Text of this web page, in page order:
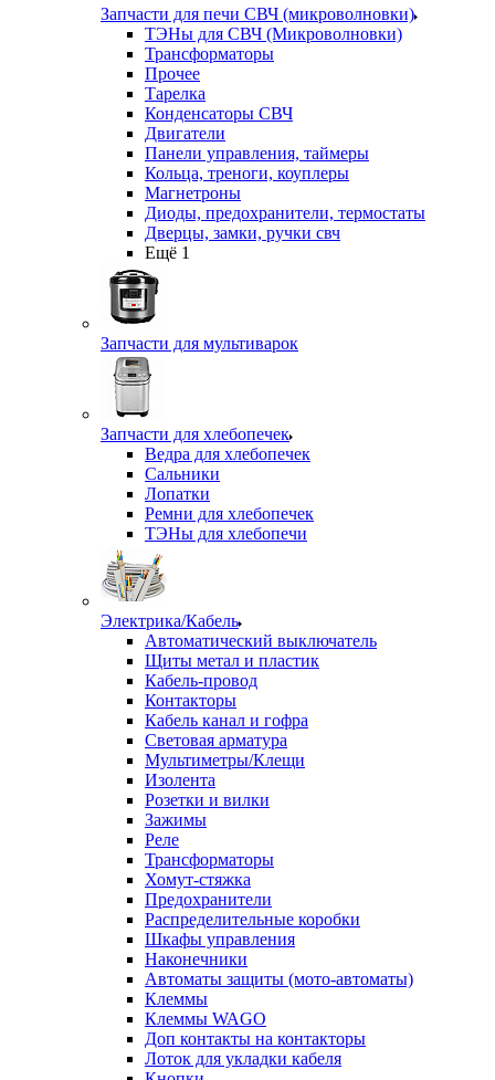
Запчасти для печи СВЧ (микроволновки)
ТЭНы для СВЧ (Микроволновки)
Трансформаторы
Прочее
Тарелка
Конденсаторы СВЧ
Двигатели
Панели управления, таймеры
Кольца, треноги, коуплеры
Магнетроны
Диоды, предохранители, термостаты
Дверцы, замки, ручки свч
Ещё 1
Запчасти для мультиварок
Запчасти для хлебопечек
Ведра для хлебопечек
Сальники
Лопатки
Ремни для хлебопечек
ТЭНы для хлебопечи
Электрика/Кабель
Автоматический выключатель
Щиты метал и пластик
Кабель-провод
Контакторы
Кабель канал и гофра
Световая арматура
Мультиметры/Клещи
Изолента
Розетки и вилки
Зажимы
Реле
Трансформаторы
Хомут-стяжка
Предохранители
Распределительные коробки
Шкафы управления
Наконечники
Автоматы защиты (мото-автоматы)
Клеммы
Клеммы WAGO
Доп контакты на контакторы
Лоток для укладки кабеля